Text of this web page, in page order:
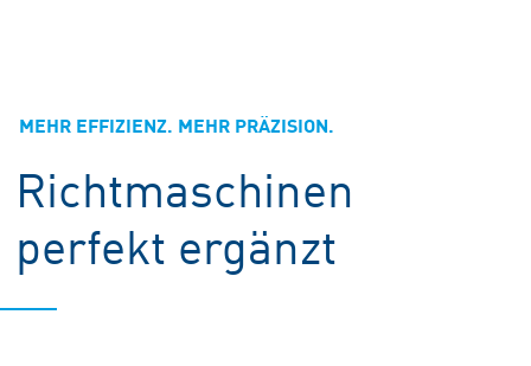
MEHR EFFIZIENZ. MEHR PRÄZISION.
Richtmaschinen
perfekt ergänzt